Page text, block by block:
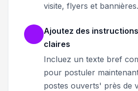
visite, flyers et bannières.
Ajoutez des
claires
Incluez un texte bref
pour postuler
postes ouverts' près de